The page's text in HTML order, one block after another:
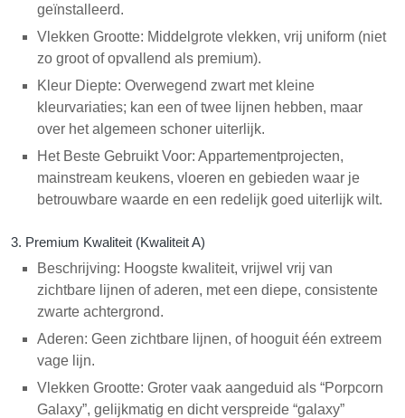
geïnstalleerd.
Vlekken Grootte: Middelgrote vlekken, vrij uniform (niet
zo groot of opvallend als premium).
Kleur Diepte: Overwegend zwart met kleine
kleurvariaties; kan een of twee lijnen hebben, maar
over het algemeen schoner uiterlijk.
Het Beste Gebruikt Voor: Appartementprojecten,
mainstream keukens, vloeren en gebieden waar je
betrouwbare waarde en een redelijk goed uiterlijk wilt.
3. Premium Kwaliteit (Kwaliteit A)
Beschrijving: Hoogste kwaliteit, vrijwel vrij van
zichtbare lijnen of aderen, met een diepe, consistente
zwarte achtergrond.
Aderen: Geen zichtbare lijnen, of hooguit één extreem
vage lijn.
Vlekken Grootte: Groter vaak aangeduid als “Porpcorn
Galaxy”, gelijkmatig en dicht verspreide “galaxy”